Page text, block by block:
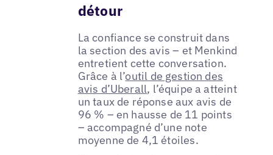
détour
La confiance se construit dans
la section des avis – et Menkind
entretient cette conversation.
Grâce à l’outil de gestion des
avis d’Uberall, l’équipe a atteint
un taux de réponse aux avis de
96 % – en hausse de 11 points
– accompagné d’une note
moyenne de 4,1 étoiles.